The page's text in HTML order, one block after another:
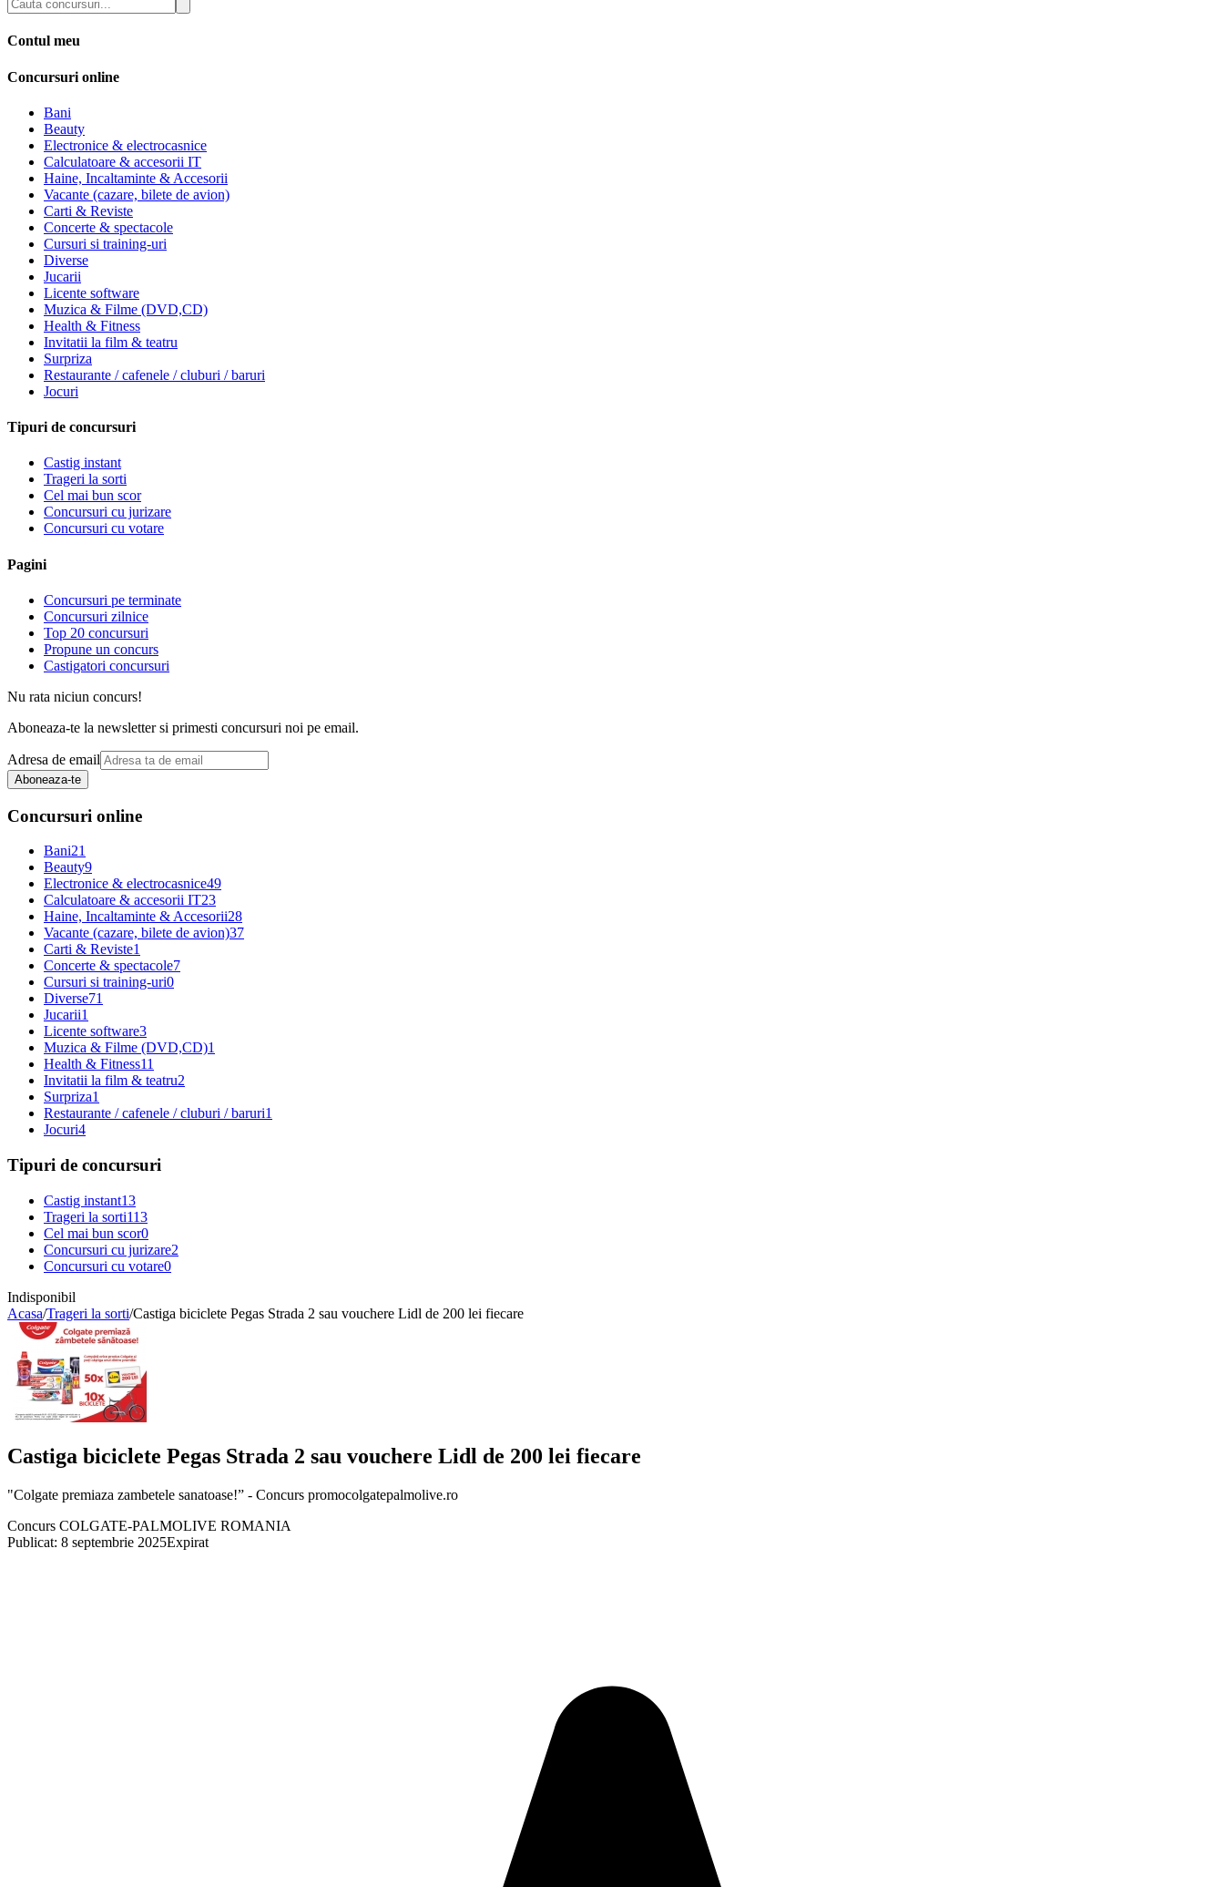
Contul meu
Concursuri online
Bani
Beauty
Electronice & electrocasnice
Calculatoare & accesorii IT
Haine, Incaltaminte & Accesorii
Vacante (cazare, bilete de avion)
Carti & Reviste
Concerte & spectacole
Cursuri si training-uri
Diverse
Jucarii
Licente software
Muzica & Filme (DVD,CD)
Health & Fitness
Invitatii la film & teatru
Surpriza
Restaurante / cafenele / cluburi / baruri
Jocuri
Tipuri de concursuri
Castig instant
Trageri la sorti
Cel mai bun scor
Concursuri cu jurizare
Concursuri cu votare
Pagini
Concursuri pe terminate
Concursuri zilnice
Top 20 concursuri
Propune un concurs
Castigatori concursuri
Nu rata niciun concurs!
Aboneaza-te la newsletter si primesti concursuri noi pe email.
Adresa de email
Aboneaza-te
Concursuri online
Bani21
Beauty9
Electronice & electrocasnice49
Calculatoare & accesorii IT23
Haine, Incaltaminte & Accesorii28
Vacante (cazare, bilete de avion)37
Carti & Reviste1
Concerte & spectacole7
Cursuri si training-uri0
Diverse71
Jucarii1
Licente software3
Muzica & Filme (DVD,CD)1
Health & Fitness11
Invitatii la film & teatru2
Surpriza1
Restaurante / cafenele / cluburi / baruri1
Jocuri4
Tipuri de concursuri
Castig instant13
Trageri la sorti113
Cel mai bun scor0
Concursuri cu jurizare2
Concursuri cu votare0
Indisponibil
Acasa/Trageri la sorti/Castiga biciclete Pegas Strada 2 sau vouchere Lidl de 200 lei fiecare
Castiga biciclete Pegas Strada 2 sau vouchere Lidl de 200 lei fiecare
"Colgate premiaza zambetele sanatoase!” - Concurs promocolgatepalmolive.ro
Concurs COLGATE-PALMOLIVE ROMANIA
Publicat: 8 septembrie 2025Expirat